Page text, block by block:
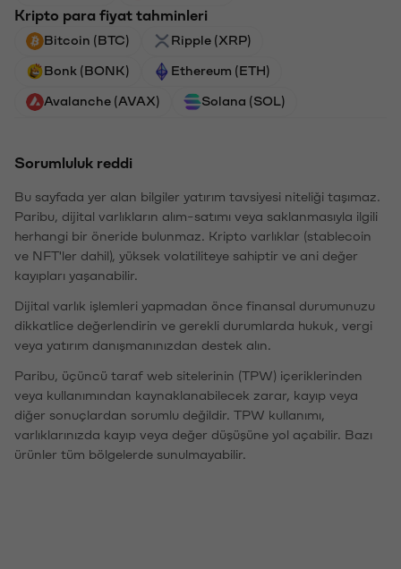
Kripto para fiyat tahminleri
Bitcoin (BTC) Ripple (XRP)
Bonk (BONK) Ethereum (ETH)
Avalanche (AVAX) Solana (SOL)
Sorumluluk reddi
Bu sayfada yer alan bilgiler yatırım tavsiyesi niteliği taşımaz.
Paribu, dijital varlıkların alım-satımı veya saklanmasıyla ilgili
herhangi bir öneride bulunmaz. Kripto varlıklar (stablecoin
ve NFT'ler dahil), yüksek volatiliteye sahiptir ve ani değer
kayıpları yaşanabilir.
Dijital varlık işlemleri yapmadan önce finansal durumunuzu
dikkatlice değerlendirin ve gerekli durumlarda hukuk, vergi
veya yatırım danışmanınızdan destek alın.
Paribu, üçüncü taraf web sitelerinin (TPW) içeriklerinden
veya kullanımından kaynaklanabilecek zarar, kayıp veya
diğer sonuçlardan sorumlu değildir. TPW kullanımı,
varlıklarınızda kayıp veya değer düşüşüne yol açabilir. Bazı
ürünler tüm bölgelerde sunulmayabilir.